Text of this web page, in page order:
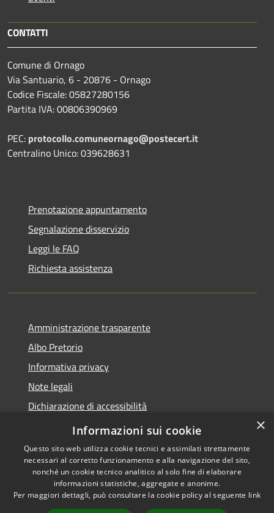
CONTATTI
Comune di Ornago
Via Santuario, 6 - 20876 - Ornago
Codice Fiscale: 05827280156
Partita IVA: 00806390969
PEC: protocollo.comuneornago@postecert.it
Centralino Unico: 039628631
Prenotazione appuntamento
Segnalazione disservizio
Leggi le FAQ
Richiesta assistenza
Amministrazione trasparente
Albo Pretorio
Informativa privacy
Note legali
Dichiarazione di accessibilità
Obiettivi di accessibilità
Accessibilità
Copyright © 2026 • Comune di
Ornago • Powered by
×
Informazioni sui cookie
Questo sito web utilizza cookie tecnici e assimilati strettamente
necessari al corretto funzionamento e alla navigazione del sito,
nonché un cookie tecnico analitico al solo fine di elaborare
informazioni statistiche, aggregate e anonime.
Per maggiori dettagli, può consultare la cookie policy al seguente link